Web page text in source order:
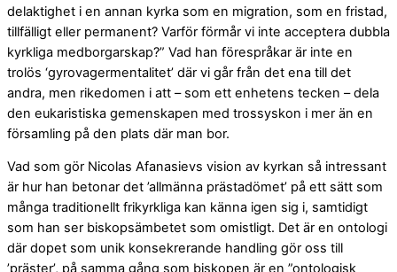
delaktighet i en annan kyrka som en migration, som en fristad,
tillfälligt eller permanent? Varför förmår vi inte acceptera dubbla
kyrkliga medborgarskap?” Vad han förespråkar är inte en
trolös ‘gyrovagermentalitet’ där vi går från det ena till det
andra, men rikedomen i att – som ett enhetens tecken – dela
den eukaristiska gemenskapen med trossyskon i mer än en
församling på den plats där man bor.
Vad som gör Nicolas Afanasievs vision av kyrkan så intressant
är hur han betonar det ’allmänna prästadömet’ på ett sätt som
många traditionellt frikyrkliga kan känna igen sig i, samtidigt
som han ser biskopsämbetet som omistligt. Det är en ontologi
där dopet som unik konsekrerande handling gör oss till
’präster’, på samma gång som biskopen är en ”ontologisk